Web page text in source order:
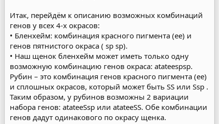
Итак, перейдём к описанию возможных комбинаций
генов у всех 4-х окрасов:
• Бленхейм: комбинация красного пигмента (ee) и
генов пятнистого окраса ( sp sp).
• Наш щенок бленхейм может иметь только одну
возможную комбинацию генов окраса: atateespsp.
Рубин – это комбинация генов красного пигмента (ее)
и сплошных окрасов, который может быть SS или Ssp .
Таким образом, у рубинов возможны 2 вариации
набора генов: atateeSsp или atateeSS. Обе комбинации
генов дадут одинакового по окрасу щенка.